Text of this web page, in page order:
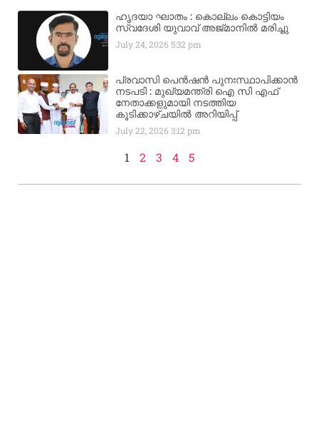
ഹൃദയാ ഘാതം : കൊല്ലം കൊട്ടിയം
സ്വദേശി യുവാവ് അജ്മാനിൽ മരിച്ചു
July 24, 20265:32 pm
പ്രവാസി പെൻഷൻ പുനഃസ്ഥാപിക്കാൻ
നടപടി : മുഖ്യമന്ത്രി ഐ സി എഫ്
നേതാക്കളുമായി നടത്തിയ
കൂടിക്കാഴ്ചയിൽ അറിയിപ്പ്
July 22, 20263:12 pm
1 2 3 4 5